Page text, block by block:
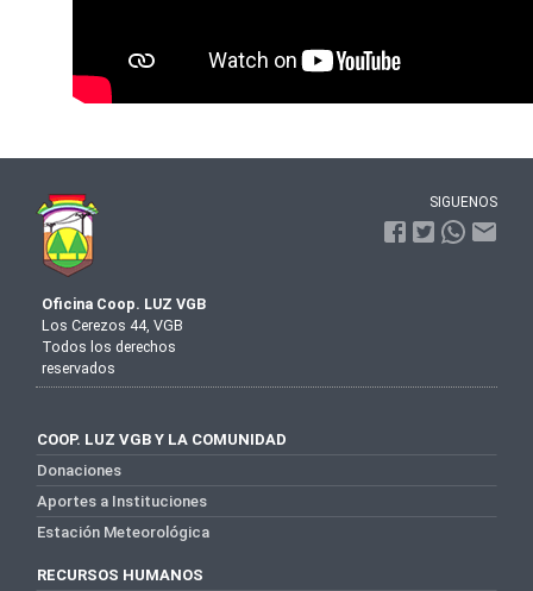
Oficina Coop. LUZ VGB
Los Cerezos 44, VGB
Todos los derechos
reservados
SIGUENOS
COOP. LUZ VGB Y LA COMUNIDAD
Donaciones
Aportes a Instituciones
Estación Meteorológica
RECURSOS HUMANOS